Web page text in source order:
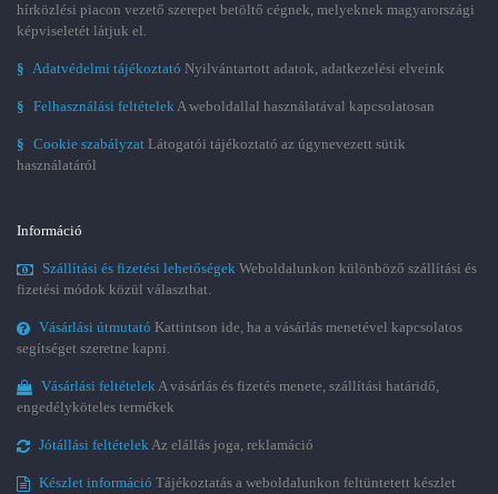
hírközlési piacon vezető szerepet betöltő cégnek, melyeknek magyarországi
képviseletét látjuk el.
§ Adatvédelmi tájékoztató Nyilvántartott adatok, adatkezelési elveink
§ Felhasználási feltételekA weboldallal használatával kapcsolatosan
§ Cookie szabályzat Látogatói tájékoztató az úgynevezett sütik
használatáról
Információ
Szállítási és fizetési lehetőségek Weboldalunkon különböző szállítási és
fizetési módok közül választhat.
Vásárlási útmutató Kattintson ide, ha a vásárlás menetével kapcsolatos
segítséget szeretne kapni.
Vásárlási feltételekA vásárlás és fizetés menete, szállítási határidő,
engedélyköteles termékek
Jótállási feltételekAz elállás joga, reklamáció
Készlet információ Tájékoztatás a weboldalunkon feltüntetett készlet